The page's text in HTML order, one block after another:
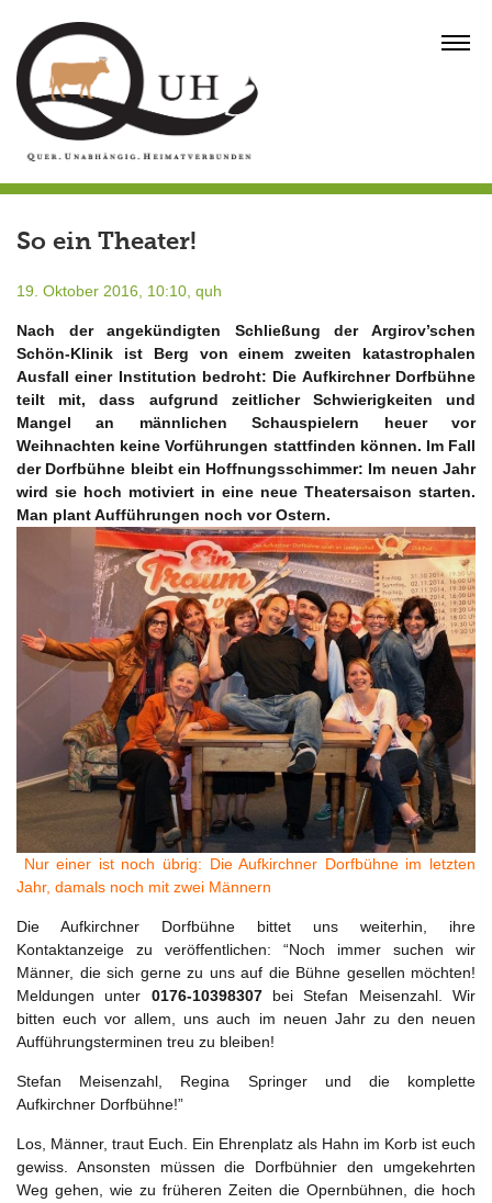
content
So ein Theater!
19. Oktober 2016, 10:10, quh
Nach der angekündigten Schließung der Argirov’schen
Schön-Klinik ist Berg von einem zweiten katastrophalen
Ausfall einer Institution bedroht: Die Aufkirchner Dorfbühne
teilt mit, dass aufgrund zeitlicher Schwierigkeiten und
Mangel an männlichen Schauspielern heuer vor
Weihnachten keine Vorführungen stattfinden können. Im Fall
der Dorfbühne bleibt ein Hoffnungsschimmer: Im neuen Jahr
wird sie hoch motiviert in eine neue Theatersaison starten.
Man plant Aufführungen noch vor Ostern.
Nur einer ist noch übrig: Die Aufkirchner Dorfbühne im letzten
Jahr, damals noch mit zwei Männern
Die Aufkirchner Dorfbühne bittet uns weiterhin, ihre
Kontaktanzeige zu veröffentlichen: “Noch immer suchen wir
Männer, die sich gerne zu uns auf die Bühne gesellen möchten!
Meldungen unter 0176-10398307bei Stefan Meisenzahl. Wir
bitten euch vor allem, uns auch im neuen Jahr zu den neuen
Aufführungsterminen treu zu bleiben!
Stefan Meisenzahl, Regina Springer und die komplette
Aufkirchner Dorfbühne!”
Los, Männer, traut Euch. Ein Ehrenplatz als Hahn im Korb ist euch
gewiss. Ansonsten müssen die Dorfbühnier den umgekehrten
Weg gehen, wie zu früheren Zeiten die Opernbühnen, die hoch